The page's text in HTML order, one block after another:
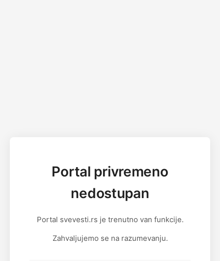
Portal privremeno
nedostupan
Portal svevesti.rs je trenutno van funkcije.
Zahvaljujemo se na razumevanju.